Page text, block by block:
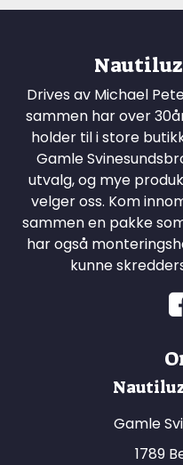
Nautiluz
Drives av Michael
sammen har over
holder til i store
Gamle
utvalg, og mye
velger oss. Kom
sammen en pakke
har også
kunne
Gamle
1789